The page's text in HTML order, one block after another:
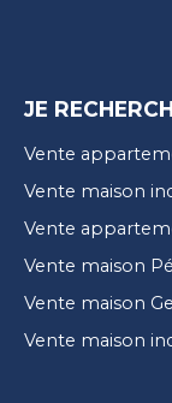
JE
Vente
Vente maison
Vente
Vente maison
Vente maison
Vente maison